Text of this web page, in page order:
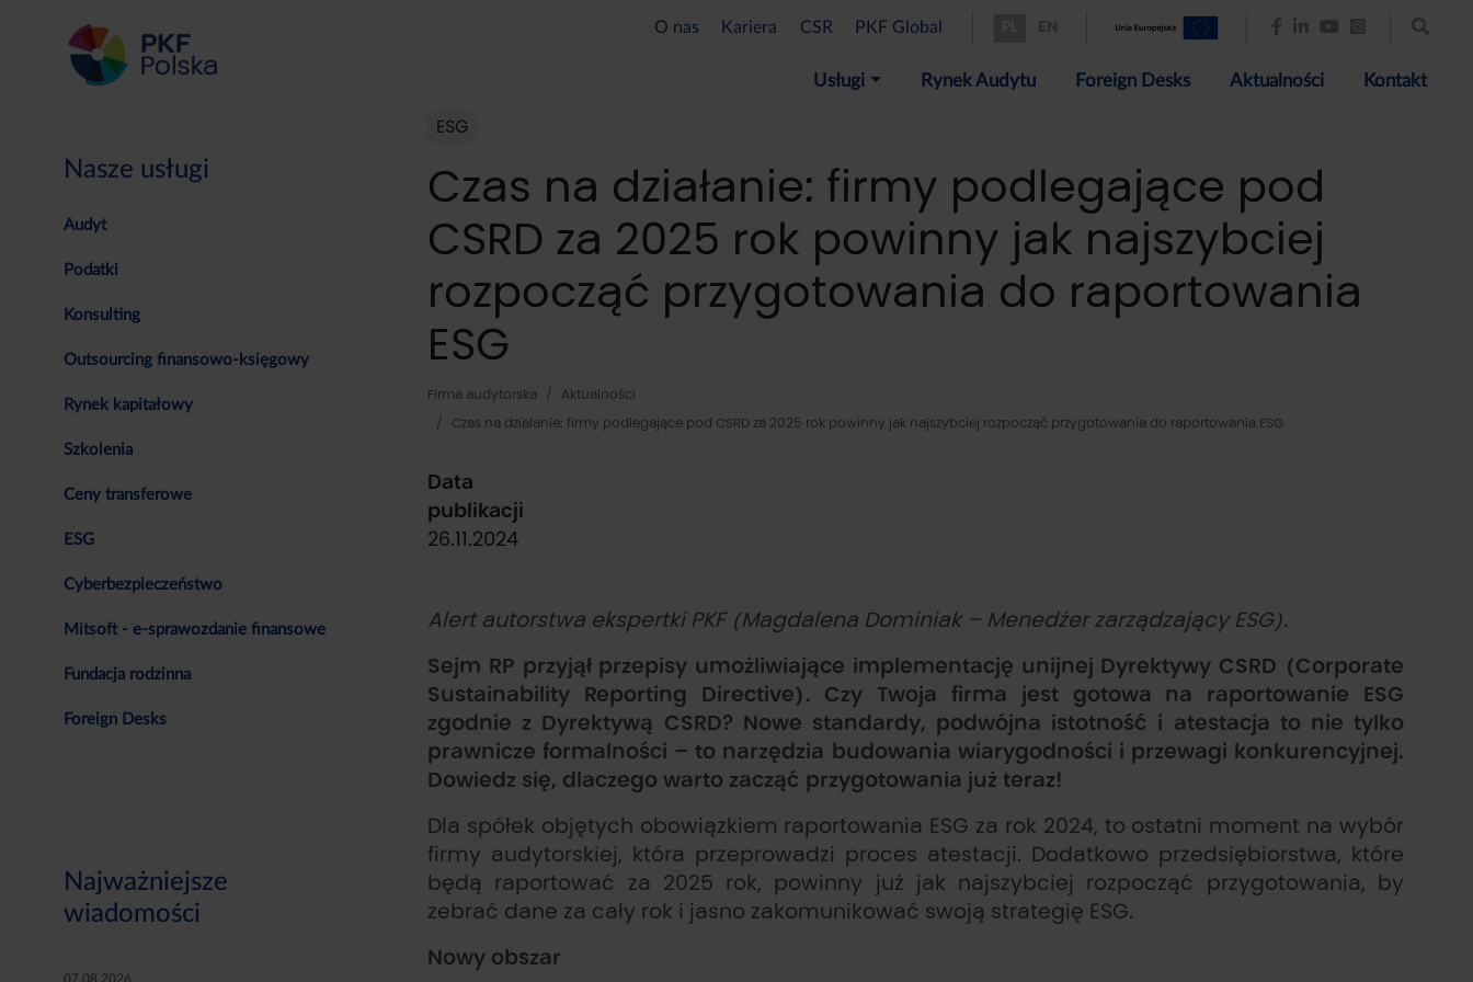
O nas Kariera CSR PKF Global EN
Usługi Rynek Audytu Foreign Desks Aktualności Kontakt
Nasze usługi
Audyt
Podatki
Konsulting
Outsourcing finansowo-księgowy
Rynek kapitałowy
Szkolenia
Ceny transferowe
ESG
Cyberbezpieczeństwo
Mitsoft - e-sprawozdanie finansowe
Fundacja rodzinna
Foreign Desks
Najważniejsze
wiadomości
07.08.2026
ESG
Czas na działanie: firmy podlegające pod
CSRD za 2025 rok powinny jak najszybciej
rozpocząć przygotowania do raportowania
ESG
Firma audytorska
Aktualności
Czas na działanie: firmy podlegające pod CSRD za 2025 rok powinny jak najszybciej rozpocząć przygotowania do raportowania ESG
Data
publikacji
26.11.2024
Alert autorstwa ekspertki PKF (Magdalena Dominiak – Menedżer zarządzający ESG).
Sejm RP przyjął przepisy umożliwiające implementację unijnej Dyrektywy CSRD (Corporate
Sustainability Reporting Directive). Czy Twoja firma jest gotowa na raportowanie ESG
zgodnie z Dyrektywą CSRD? Nowe standardy, podwójna istotność i atestacja to nie tylko
prawnicze formalności – to narzędzia budowania wiarygodności i przewagi konkurencyjnej.
Dowiedz się, dlaczego warto zacząć przygotowania już teraz!
Dla spółek objętych obowiązkiem raportowania ESG za rok 2024, to ostatni moment na wybór
firmy audytorskiej, która przeprowadzi proces atestacji. Dodatkowo przedsiębiorstwa, które
będą raportować za 2025 rok, powinny już jak najszybciej rozpocząć przygotowania, by
zebrać dane za cały rok i jasno zakomunikować swoją strategię ESG.
Nowy obszar